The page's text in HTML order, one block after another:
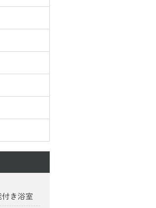
き浴室